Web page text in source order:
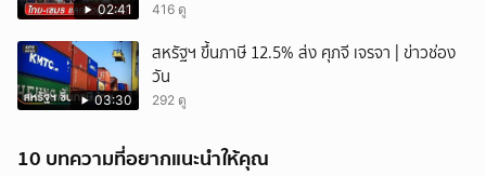
02:41 416 ดู
03:30
สหรัฐฯ ขึ้นภาษี 12.5% ส่ง ศุภจี เจรจา | ข่าวช่อง
วัน
292 ดู
10 บทความที่อยากแนะนำให้คุณ